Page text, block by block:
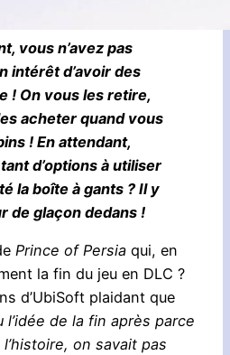
vous n’avez pas
intérêt d’avoir des
! On vous les retire,
acheter quand vous
! En attendant,
d’options à utiliser
la boîte à gants ? Il y
de glaçon dedans !
Prince of Persia qui, en
la fin du jeu en DLC ?
d’UbiSoft plaidant que
l’idée de la fin après parce
on savait pas